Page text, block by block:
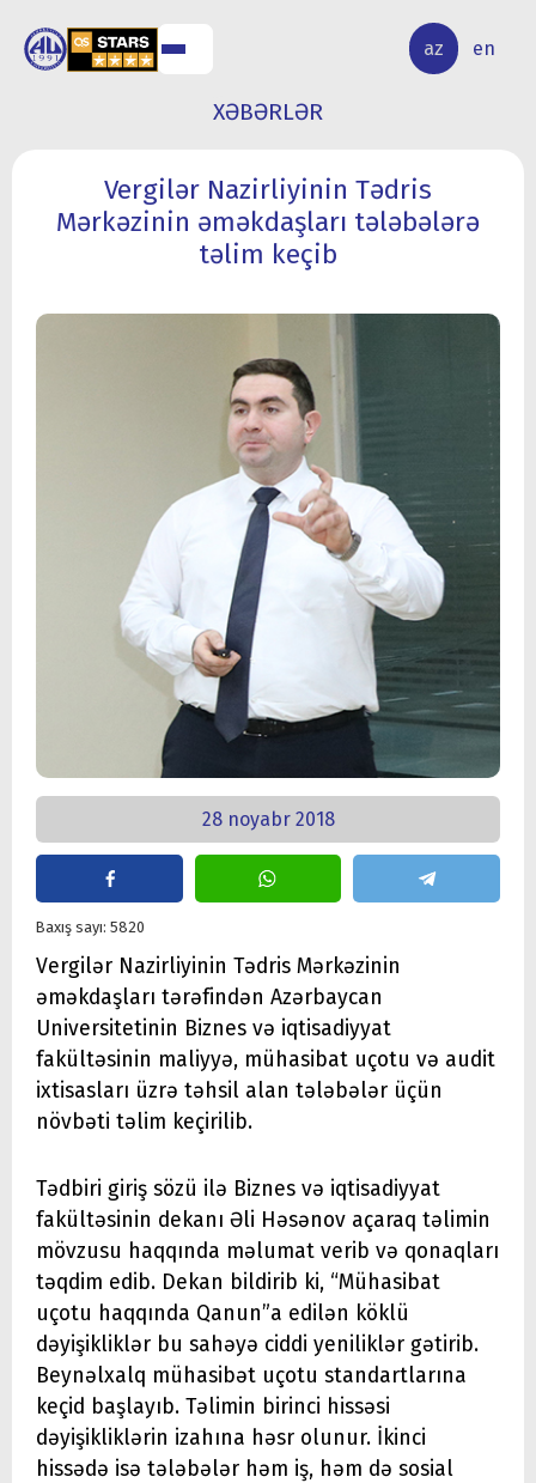
az en
ELMİ
TƏDQİQAT
XƏBƏRLƏR
Vergilər Nazirliyinin Tədris
Mərkəzinin əməkdaşları tələbələrə
təlim keçib
28 noyabr 2018
Baxış sayı: 5820
Vergilər Nazirliyinin Tədris Mərkəzinin
əməkdaşları tərəfindən Azərbaycan
Universitetinin Biznes və iqtisadiyyat
fakültəsinin maliyyə, mühasibat uçotu və audit
ixtisasları üzrə təhsil alan tələbələr üçün
növbəti təlim keçirilib.
Tədbiri giriş sözü ilə Biznes və iqtisadiyyat
fakültəsinin dekanı Əli Həsənov açaraq təlimin
mövzusu haqqında məlumat verib və qonaqları
təqdim edib. Dekan bildirib ki, “Mühasibat
uçotu haqqında Qanun”a edilən köklü
dəyişikliklər bu sahəyə ciddi yeniliklər gətirib.
Beynəlxalq mühasibət uçotu standartlarına
keçid başlayıb. Təlimin birinci hissəsi
dəyişikliklərin izahına həsr olunur. İkinci
hissədə isə tələbələr həm iş, həm də sosial